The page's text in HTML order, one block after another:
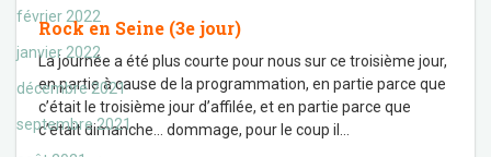
février 2022
janvier 2022
décembre 2021
septembre 2021
Rock en Seine (3e jour)
La journée a été plus courte pour nous sur ce troisième jour,
en partie à cause de la programmation, en partie parce que
c’était le troisième jour d’affilée, et en partie parce que
c’était dimanche… dommage, pour le coup il